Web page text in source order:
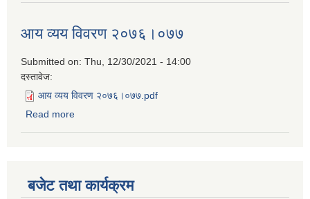
आय व्यय विवरण २०७६।०७७
Submitted on: Thu, 12/30/2021 - 14:00
दस्तावेज:
आय व्यय विवरण २०७६।०७७.pdf
Read more
बजेट तथा कार्यक्रम